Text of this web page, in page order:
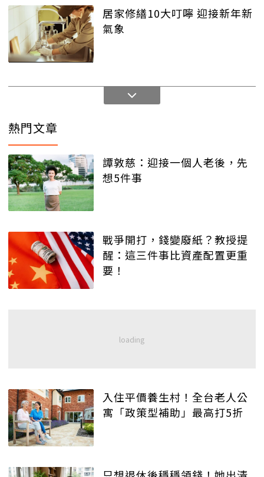
居家修繕10大叮嚀 迎接新年新
氣象
熱門文章
譚敦慈：迎接一個人老後，先
想5件事
戰爭開打，錢變廢紙？教授提
醒：這三件事比資產配置更重
要！
入住平價養生村！全台老人公
寓「政策型補助」最高打5折